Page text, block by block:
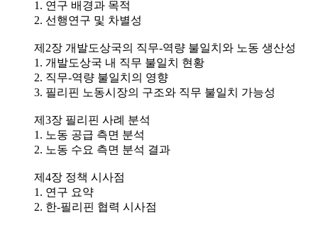
1. 연구 배경과 목적
2. 선행연구 및 차별성
제2장 개발도상국의 직무-역량 불일치와 노동 생산성
1. 개발도상국 내 직무 불일치 현황
2. 직무-역량 불일치의 영향
3. 필리핀 노동시장의 구조와 직무 불일치 가능성
제3장 필리핀 사례 분석
1. 노동 공급 측면 분석
2. 노동 수요 측면 분석 결과
제4장 정책 시사점
1. 연구 요약
2. 한-필리핀 협력 시사점